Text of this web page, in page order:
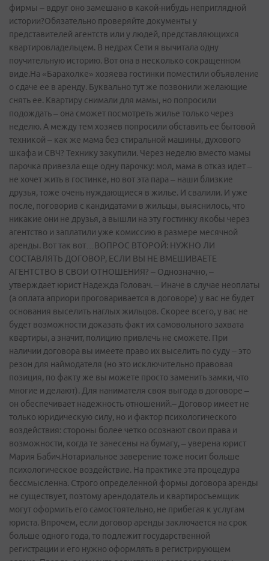
фирмы – вдруг оно замешано в какой-­нибудь неприглядной
истории?Обязательно проверяйте документы у
представителей агентств или у людей, представляющихся
квартировладельцем. В недрах Сети я вычитала одну
поучительную историю. Вот она в несколько сокращенном
виде.На «Барахолке» хозяева гостинки поместили объявление
о сдаче ее в аренду. Буквально тут же позвонили желающие
снять ее. Квартиру снимали для мамы, но попросили
подождать – она сможет посмотреть жилье только через
неделю. А между тем хозяев попросили обставить ее бытовой
техникой – как же мама без стиральной машины, духового
шкафа и СВЧ? Технику закупили. Через неделю вместо мамы
парочка привезла еще одну парочку: мол, мама в отказ идет –
не хочет жить в гостинке, но вот эта пара – наши близкие
друзья, тоже очень нуждающиеся в жилье. И свалили. И уже
после, поговорив с кандидатами в жильцы, выяснилось, что
никакие они не друзья, а вышли на эту гостинку якобы через
агентство и заплатили уже комиссию в размере месячной
аренды. Вот так вот…ВОПРОС ВТОРОЙ: НУЖНО ЛИ
СОСТАВЛЯТЬ ДОГОВОР, ЕСЛИ ВЫ НЕ ВМЕШИВАЕТЕ
АГЕНТСТВО В СВОИ ОТНОШЕНИЯ? – Однозначно, –
утверждает юрист Надежда Головач. – Иначе в случае неоплаты
(а оплата априори проговаривается в договоре) у вас не будет
основания выселить наглых жильцов. Скорее всего, у вас не
будет возможности доказать факт их самовольного захвата
квартиры, а значит, полицию привлечь не сможете. При
наличии договора вы имеете право их выселить по суду – это
резон для наймодателя (но это исключительно правовая
позиция, по факту же вы можете просто заменить замки, что
многие и делают). Для нанимателя своя выгода в договоре –
он обеспечивает надежность отношений.– Договор имеет не
только юридическую силу, но и фактор психологического
воздействия: стороны более четко осознают свои права и
возможности, когда те занесены на бумагу, – уверена юрист
Мария Бабич.Нотариальное заверение тоже носит больше
психологическое воздействие. На практике эта процедура
бессмысленна. Строго определенной формы договора аренды
не существует, поэтому арендодатель и квартиросъемщик
могут оформить его самостоятельно, не прибегая к услугам
юриста. Впрочем, если договор аренды заключается на срок
больше одного года, то подлежит государственной
регистрации и его нужно оформлять в регистрирующем